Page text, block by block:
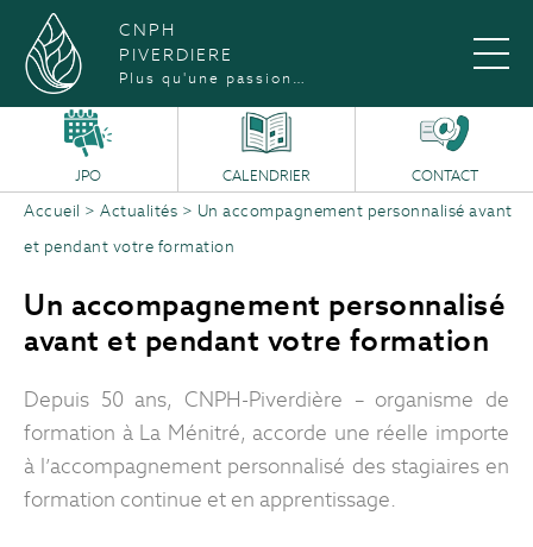
CNPH
PIVERDIERE
Plus qu'une passion…
JPO CALENDRIER CONTACT
Accueil > Actualités > Un accompagnement personnalisé avant
et pendant votre formation
Un accompagnement personnalisé
avant et pendant votre formation
Depuis 50 ans, CNPH-Piverdière – organisme de
formation à La Ménitré, accorde une réelle importe
à l’accompagnement personnalisé des stagiaires en
formation continue et en apprentissage.